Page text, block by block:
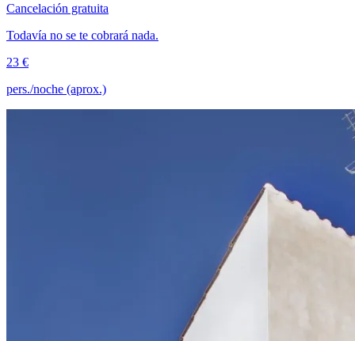
Cancelación gratuita
Todavía no se te cobrará nada.
23 €
pers./noche (aprox.)